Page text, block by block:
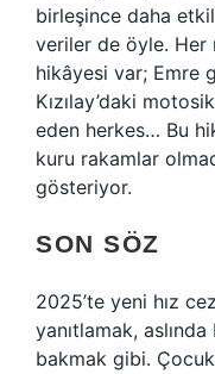
birleşince daha
veriler de öyle. Her
hikâyesi var; Emre
Kızılay’daki
eden herkes… Bu
kuru rakamlar
gösteriyor.
SON SÖZ
2025’te yeni hız
yanıtlamak,
bakmak gibi.